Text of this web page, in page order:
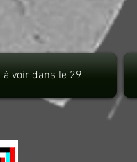
adsbygoogle.js">
à voir dans le 29